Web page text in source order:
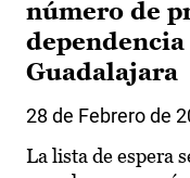
número de
Guadalajara
28 de Febrero de
La lista de espera